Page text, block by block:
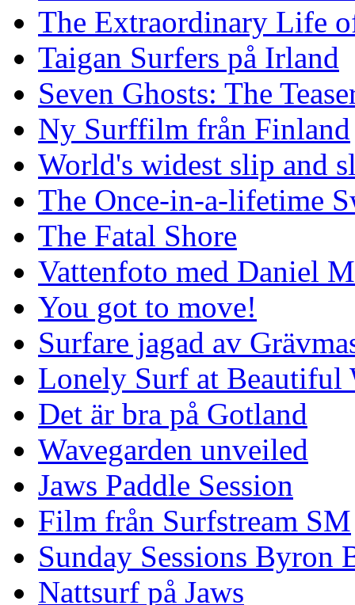
The Extraordinary Life
Taigan Surfers på Irland
Seven Ghosts: The
Ny Surffilm från Finland
World's widest slip and
The Once-in-a-lifetime
The Fatal Shore
Vattenfoto med Daniel
You got to move!
Surfare jagad av
Lonely Surf at Beautiful
Det är bra på Gotland
Wavegarden unveiled
Jaws Paddle Session
Film från Surfstream SM
Sunday Sessions Byron
Nattsurf på Jaws